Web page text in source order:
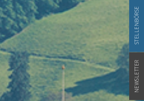
STELLENBÖRSE
NEWSLETTER